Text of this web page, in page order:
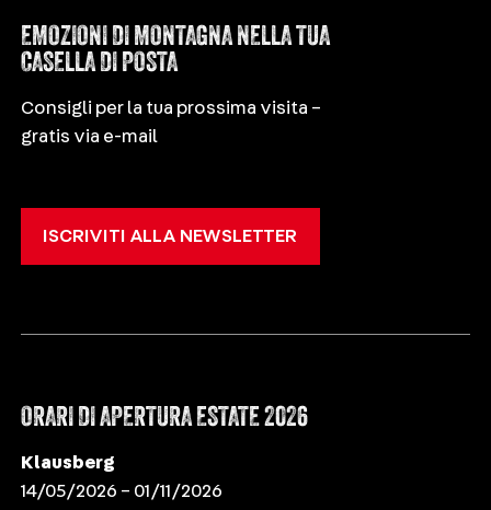
EMOZIONI DI MONTAGNA NELLA TUA
CASELLA DI POSTA
Consigli per la tua prossima visita –
gratis via e-mail
ISCRIVITI ALLA NEWSLETTER
ORARI DI APERTURA ESTATE 2026
Klausberg
14/05/2026 – 01/11/2026